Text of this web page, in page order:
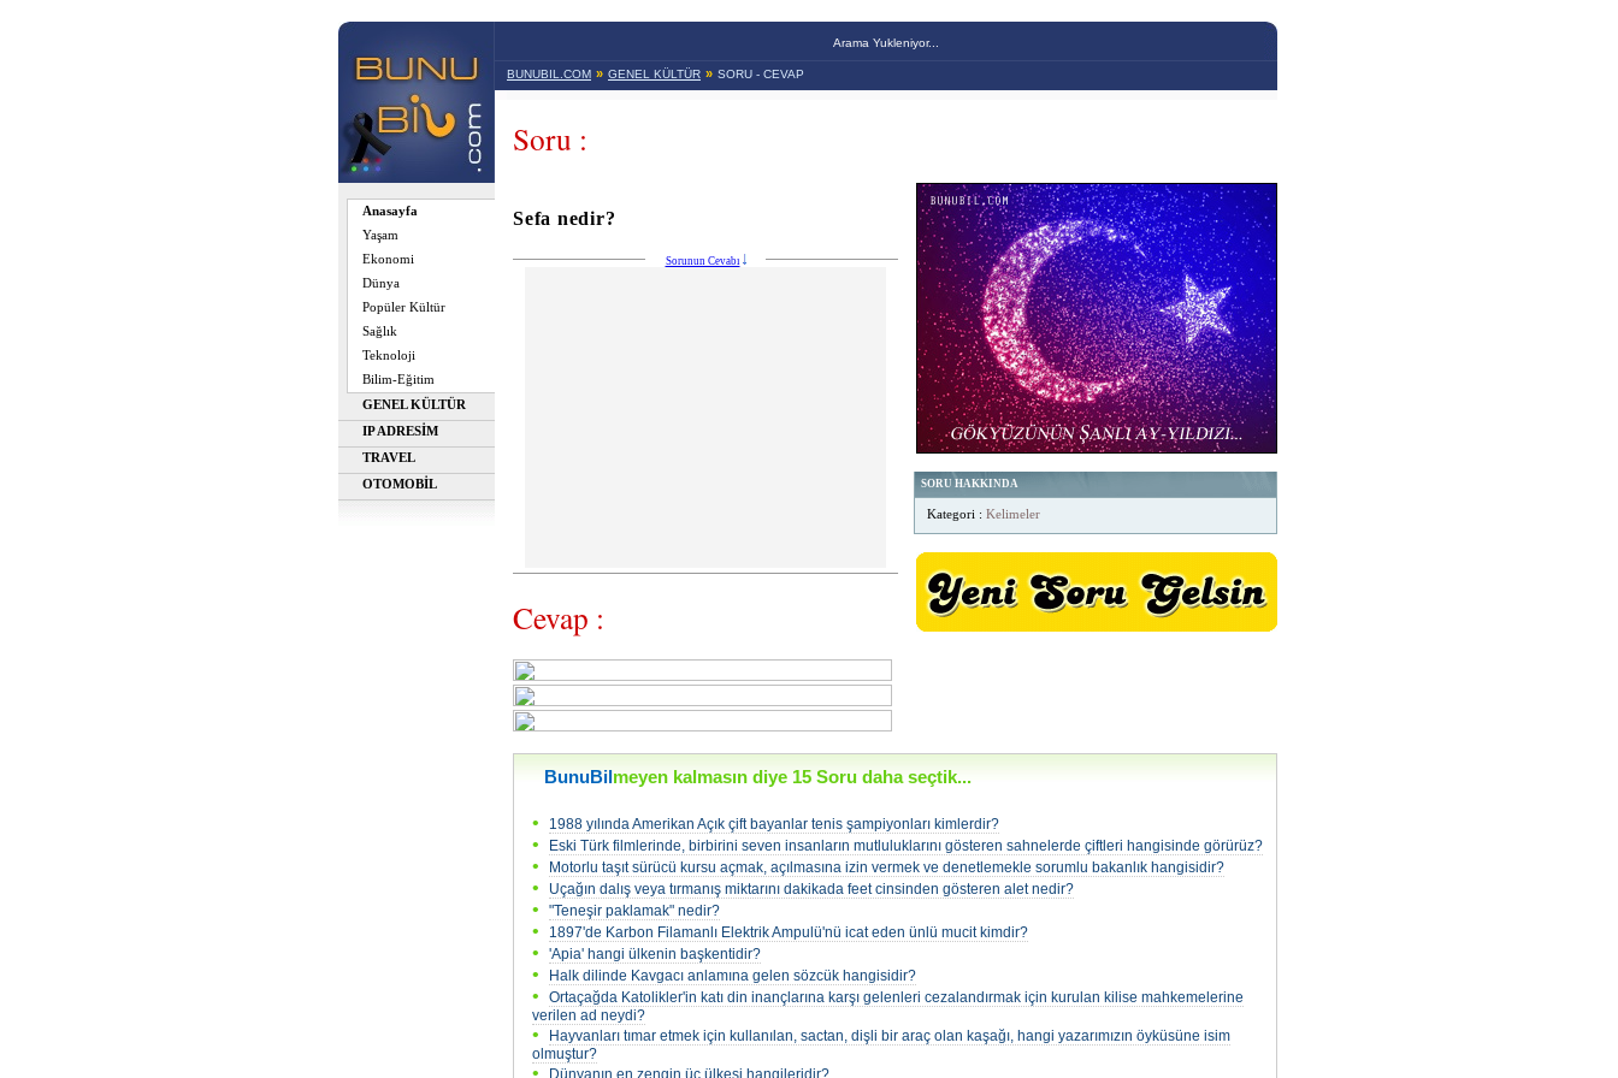
Anasayfa
Yaşam
Ekonomi
Dünya
Popüler Kültür
Sağlık
Teknoloji
Bilim-Eğitim
GENEL KÜLTÜR
IP ADRESİM
TRAVEL
OTOMOBİL
Arama Yukleniyor...
BUNUBIL.COM » GENEL KÜLTÜR » SORU - CEVAP
Soru :
Sefa nedir?
Sorunun Cevabı
Cevap :
SORU HAKKINDA
Kategori : Kelimeler
BunuBil meyen kalmasın diye 15 Soru daha seçtik...
• 1988 yılında Amerikan Açık çift bayanlar tenis şampiyonları kimlerdir?
• Eski Türk filmlerinde, birbirini seven insanların mutluluklarını gösteren sahnelerde çiftleri hangisinde görürüz?
• Motorlu taşıt sürücü kursu açmak, açılmasına izin vermek ve denetlemekle sorumlu bakanlık hangisidir?
• Uçağın dalış veya tırmanış miktarını dakikada feet cinsinden gösteren alet nedir?
• "Teneşir paklamak" nedir?
• 1897'de Karbon Filamanlı Elektrik Ampulü'nü icat eden ünlü mucit kimdir?
• 'Apia' hangi ülkenin başkentidir?
• Halk dilinde Kavgacı anlamına gelen sözcük hangisidir?
•
Ortaçağda Katolikler'in katı din inançlarına karşı gelenleri cezalandırmak için kurulan kilise mahkemelerine
verilen ad neydi?
•
Hayvanları tımar etmek için kullanılan, sactan, dişli bir araç olan kaşağı, hangi yazarımızın öyküsüne isim
olmuştur?
• Dünyanın en zengin üç ülkesi hangileridir?